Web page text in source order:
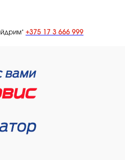
+375 17 3 666 999